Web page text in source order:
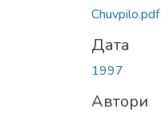
Chuvpilo.pdf
Дата
1997
Автори